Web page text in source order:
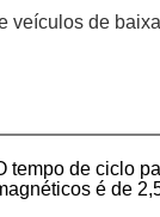
veículos de
tempo de ciclo
é de